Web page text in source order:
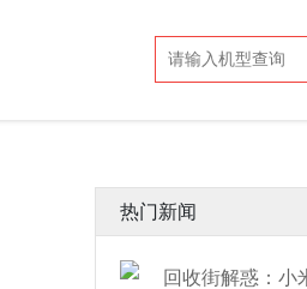
热门新闻
回收街解惑：小